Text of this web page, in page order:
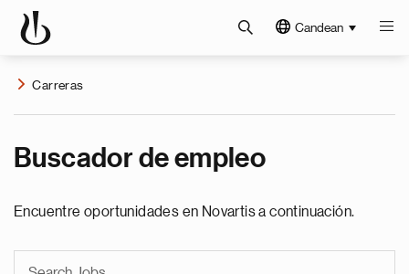
Candean
Carreras
Buscador de empleo
Encuentre oportunidades en Novartis a continuación.